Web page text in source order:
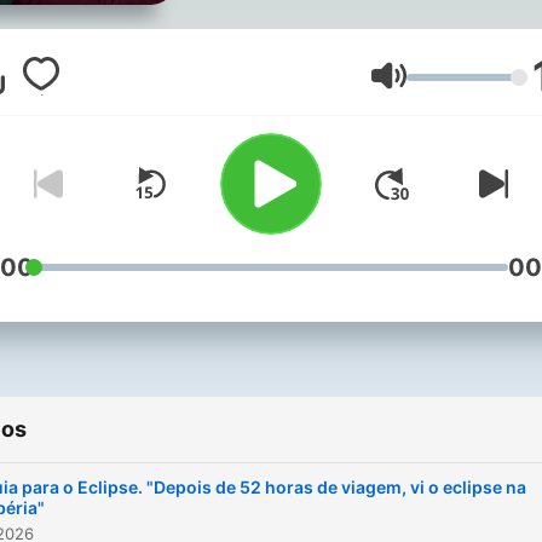
nas notícias, explica os
regionalismos, desvenda
ainda esclarece dúvidas
ouvintes.
Volumen
para o Eclipse. "Depois de 52 horas de viagem, vi o eclipse na